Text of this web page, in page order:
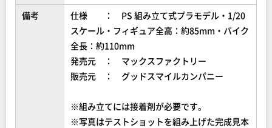
備考
仕様 ： PS 組み立て式プラモデル・1/20
スケール・フィギュア全高：約85mm・バイク
全長：約110mm
発売元 ： マックスファクトリー
販売元 ： グッドスマイルカンパニー
※組み立てには接着剤が必要です。
※写真はテストショットを組み上げた完成見本